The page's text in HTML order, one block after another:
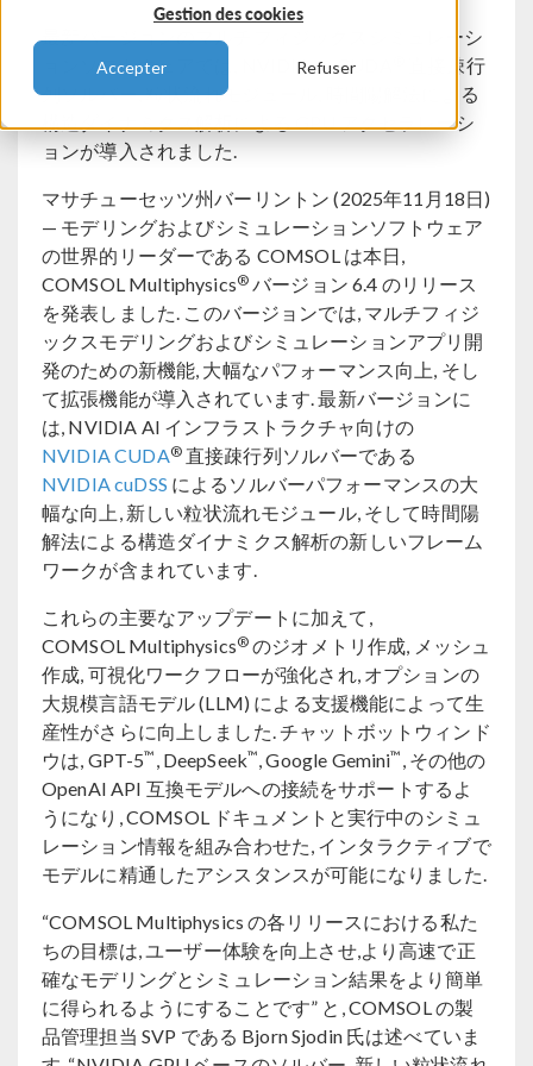
Gestion des cookies
Accepter Refuser
最新バージョンのマルチフィジックスシミュレーシ
ョンソフトウェアでは, NVIDIA の CUDA
直接疎行
列ソルバー, 粒状流れモジュール, 時間陽解法による
構造ダイナミクス解析による GPU アクセラレーシ
ョンが導入されました.
マサチューセッツ州バーリントン (2025年11月18日)
— モデリングおよびシミュレーションソフトウェア
の世界的リーダーである COMSOL は本日,
COMSOL Multiphysics® バージョン 6.4 のリリース
を発表しました. このバージョンでは, マルチフィジ
ックスモデリングおよびシミュレーションアプリ開
発のための新機能, 大幅なパフォーマンス向上, そし
て拡張機能が導入されています. 最新バージョンに
は, NVIDIA AI インフラストラクチャ向けの
NVIDIA CUDA®直接疎行列ソルバーである
NVIDIA cuDSS によるソルバーパフォーマンスの大
幅な向上, 新しい粒状流れモジュール, そして時間陽
解法による構造ダイナミクス解析の新しいフレーム
ワークが含まれています.
これらの主要なアップデートに加えて,
COMSOL Multiphysics® のジオメトリ作成, メッシュ
作成, 可視化ワークフローが強化され, オプションの
大規模言語モデル (LLM) による支援機能によって生
産性がさらに向上しました. チャットボットウィンド
ウは, GPT-5™ , DeepSeek™, Google Gemini™ , その他の
OpenAI API 互換モデルへの接続をサポートするよ
うになり, COMSOL ドキュメントと実行中のシミュ
レーション情報を組み合わせた, インタラクティブで
モデルに精通したアシスタンスが可能になりました.
“COMSOL Multiphysics の各リリースにおける私た
ちの目標は, ユーザー体験を向上させ,より高速で正
確なモデリングとシミュレーション結果をより簡単
に得られるようにすることです” と, COMSOL の製
品管理担当 SVP である Bjorn Sjodin 氏は述べていま